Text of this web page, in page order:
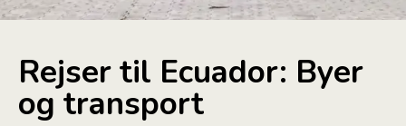
Rejser til Ecuador: Byer
og transport